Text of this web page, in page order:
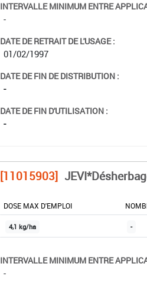
INTERVALLE MINIMUM ENTRE
-
DATE DE RETRAIT DE L'USAGE :
01/02/1997
DATE DE FIN DE DISTRIBUTION :
-
DATE DE FIN D'UTILISATION :
-
[11015903]
DOSE MAX D'EMPLOI
4,1 kg/ha -
INTERVALLE MINIMUM ENTRE
-